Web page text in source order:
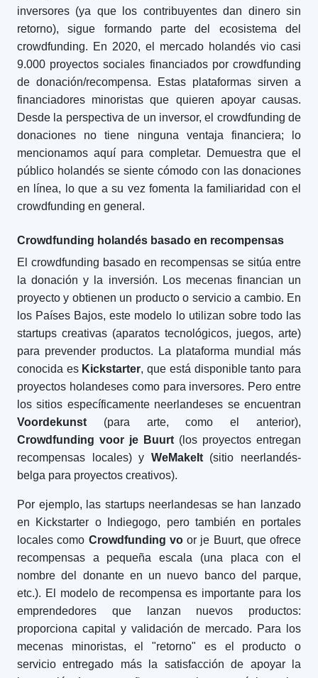
inversores (ya que los contribuyentes dan dinero sin
retorno), sigue formando parte del ecosistema del
crowdfunding. En 2020, el mercado holandés vio casi
9.000 proyectos sociales financiados por crowdfunding
de donación/recompensa. Estas plataformas sirven a
financiadores minoristas que quieren apoyar causas.
Desde la perspectiva de un inversor, el crowdfunding de
donaciones no tiene ninguna ventaja financiera; lo
mencionamos aquí para completar. Demuestra que el
público holandés se siente cómodo con las donaciones
en línea, lo que a su vez fomenta la familiaridad con el
crowdfunding en general.
Crowdfunding holandés basado en recompensas
El crowdfunding basado en recompensas se sitúa entre
la donación y la inversión. Los mecenas financian un
proyecto y obtienen un producto o servicio a cambio. En
los Países Bajos, este modelo lo utilizan sobre todo las
startups creativas (aparatos tecnológicos, juegos, arte)
para prevender productos. La plataforma mundial más
conocida es Kickstarter, que está disponible tanto para
proyectos holandeses como para inversores. Pero entre
los sitios específicamente neerlandeses se encuentran
Voordekunst (para arte, como el anterior),
Crowdfunding voor je Buurt (los proyectos entregan
recompensas locales) y WeMakeIt(sitio neerlandés-
belga para proyectos creativos).
Por ejemplo, las startups neerlandesas se han lanzado
en Kickstarter o Indiegogo, pero también en portales
locales como Crowdfunding voor je Buurt, que ofrece
recompensas a pequeña escala (una placa con el
nombre del donante en un nuevo banco del parque,
etc.). El modelo de recompensa es importante para los
emprendedores que lanzan nuevos productos:
proporciona capital y validación de mercado. Para los
mecenas minoristas, el "retorno" es el producto o
servicio entregado más la satisfacción de apoyar la